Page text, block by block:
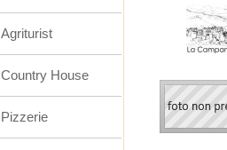
Agriturist
Country House
Pizzerie